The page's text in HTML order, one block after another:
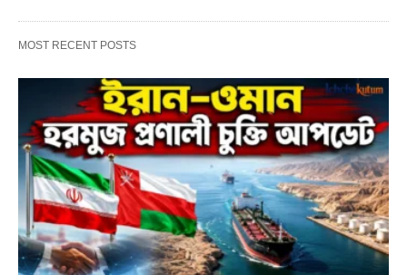
MOST RECENT POSTS